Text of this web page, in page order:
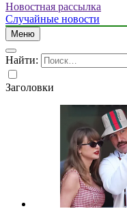
Новостная рассылка
Случайные новости
Меню
Найти:
Заголовки